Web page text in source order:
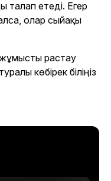
талап етеді. Егер
олар сыйақы
жұмысты растау
көбірек біліңіз